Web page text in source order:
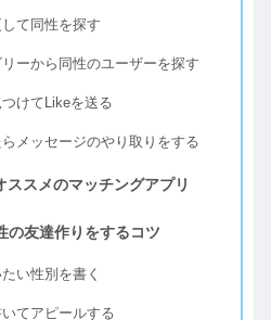
て同性を探す
リーから同性のユーザーを探す
けてLikeを送る
メッセージのやり取りをする
ススメのマッチングアプリ
の友達作りをするコツ
い性別を書く
てアピールする